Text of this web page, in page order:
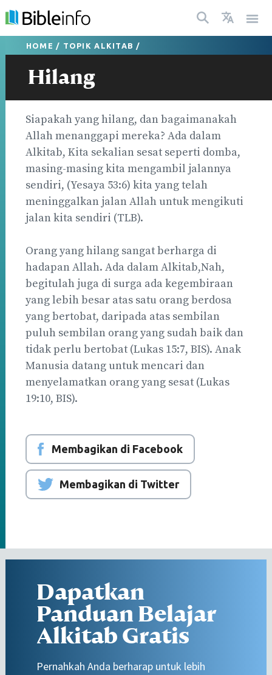
HOME / TOPIK ALKITAB /
Hilang
Siapakah yang hilang, dan bagaimanakah
Allah menanggapi mereka? Ada dalam
Alkitab, Kita sekalian sesat seperti domba,
masing-masing kita mengambil jalannya
sendiri, (Yesaya 53:6) kita yang telah
meninggalkan jalan Allah untuk mengikuti
jalan kita sendiri (TLB).
Orang yang hilang sangat berharga di
hadapan Allah. Ada dalam Alkitab,Nah,
begitulah juga di surga ada kegembiraan
yang lebih besar atas satu orang berdosa
yang bertobat, daripada atas sembilan
puluh sembilan orang yang sudah baik dan
tidak perlu bertobat (Lukas 15:7, BIS). Anak
Manusia datang untuk mencari dan
menyelamatkan orang yang sesat (Lukas
19:10, BIS).
Membagikan di Facebook
Membagikan di Twitter
Dapatkan
Panduan Belajar
Alkitab Gratis
Pernahkah Anda berharap untuk lebih